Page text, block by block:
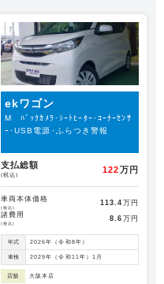
ekワゴン
M ﾊﾞｯｸｶﾒﾗ･ｼｰﾄﾋｰﾀｰ･ｺｰﾅｰｾﾝｻ
ｰ･USB電源･ふらつき警報
支払総額
(税込)
122万円
車両本体価格
(税込)
113.4 万円
諸費用
(税込)
8.6 万円
年式 2026年（令和8年）
車検 2029年（令和11年）1月
店舗 大阪本店